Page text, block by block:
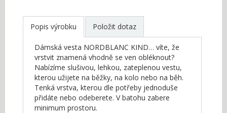
Popis výrobku Položit dotaz
Dámská vesta NORDBLANC KIND… víte, že
vrstvit znamená vhodně se ven obléknout?
Nabízíme slušivou, lehkou, zateplenou vestu,
kterou užijete na běžky, na kolo nebo na běh.
Tenká vrstva, kterou dle potřeby jednoduše
přidáte nebo odeberete. V batohu zabere
minimum prostoru.